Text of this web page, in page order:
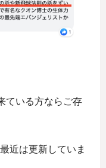
ている方ならご存
近は更新していま